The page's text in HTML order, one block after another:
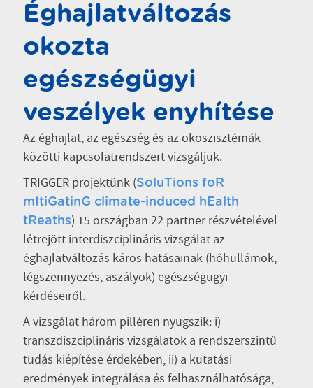
Éghajlatváltozás
okozta
egészségügyi
veszélyek enyhítése
Az éghajlat, az egészség és az ökoszisztémák
közötti kapcsolatrendszert vizsgáljuk.
TRIGGER projektünk (SoluTions foR
mItiGatinG climate-induced hEalth
tReaths) 15 országban 22 partner részvételével
létrejött interdiszciplináris vizsgálat az
éghajlatváltozás káros hatásainak (hőhullámok,
légszennyezés, aszályok) egészségügyi
kérdéseiről.
A vizsgálat három pilléren nyugszik: i)
transzdiszciplináris vizsgálatok a rendszerszintű
tudás kiépítése érdekében, ii) a kutatási
eredmények integrálása és felhasználhatósága,